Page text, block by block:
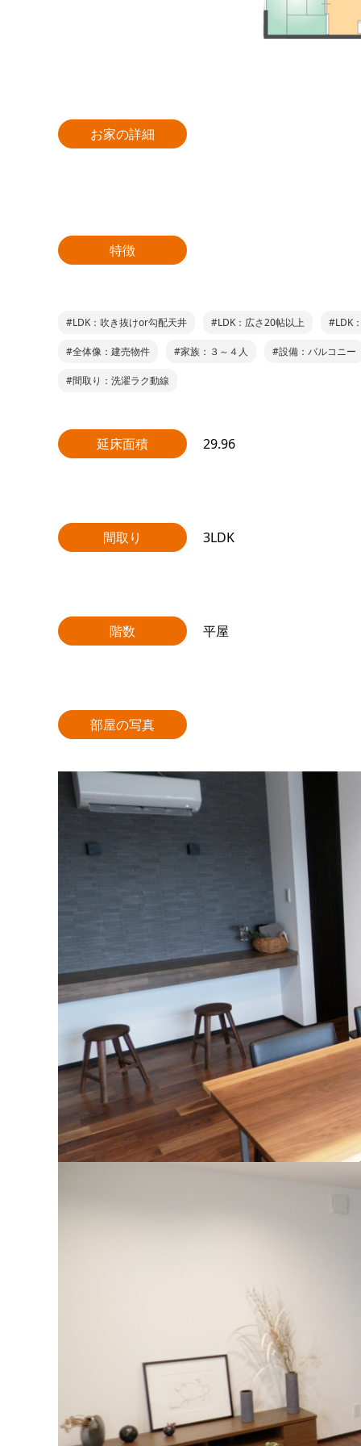
お家の詳細
特徴
#LDK：吹き抜けor勾配天井 #LDK：広さ20帖以上 #LDK
#全体像：建売物件 #家族：３～４人 #設備：バルコニー
#間取り：洗濯ラク動線
延床面積 29.96
間取り 3LDK
階数 平屋
部屋の写真